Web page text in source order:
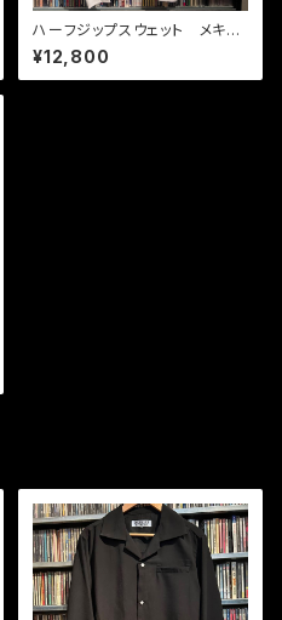
ハーフジップスウェット メキシ
カン WH / BK
¥12,800